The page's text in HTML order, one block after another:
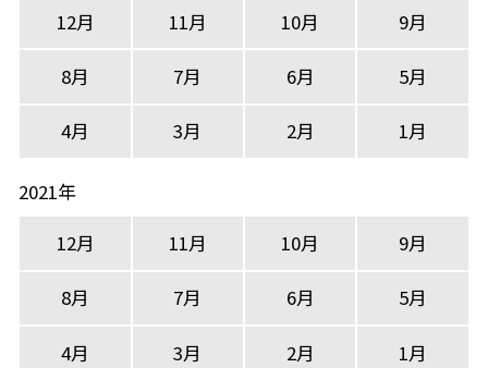
12月
11月 10月 9月
8月 7月 6月 5月
4月 3月 2月 1月
2021年
12月
11月 10月 9月
8月 7月 6月 5月
4月 3月 2月 1月